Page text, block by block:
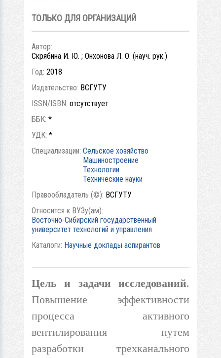
ТОЛЬКО ДЛЯ ОРГАНИЗАЦИЙ
Автор:
Скрябина И. Ю. ; Онхонова Л. О. (науч. рук.)
Год: 2018
Издательство: ВСГУТУ
ISSN/ISBN: отсутствует
ББК: *
УДК: *
Специализации: Сельское хозяйство
Машиностроение
Технологии
Технические науки
Правообладатель (©): ВСГУТУ
Относится к ВУЗу(ам):
Восточно-Сибирский государственный
университет технологий и управления
Каталоги: Научные доклады аспирантов
Цель и задачи исследований.
Повышение эффективности
процесса активного
вентилирования путем
разработки трехканального